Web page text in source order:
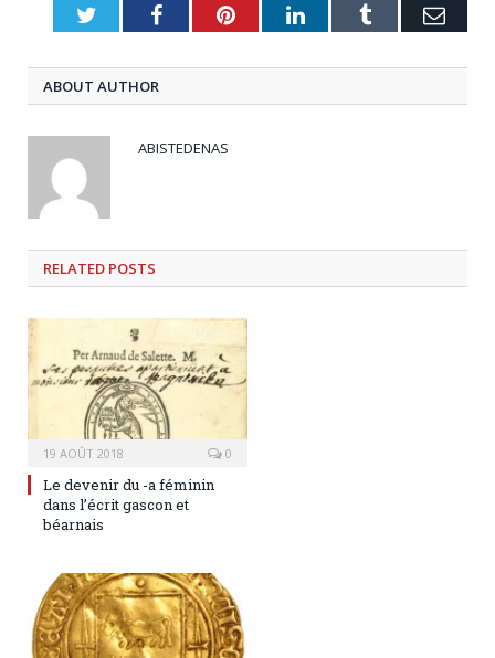
TwitterFacebookPinterestLinkedInTumblr
ABOUT AUTHOR
ABISTEDENAS
RELATED POSTS
19 AOÛT 2018 0
Le devenir du -a féminin
dans l’écrit gascon et
béarnais